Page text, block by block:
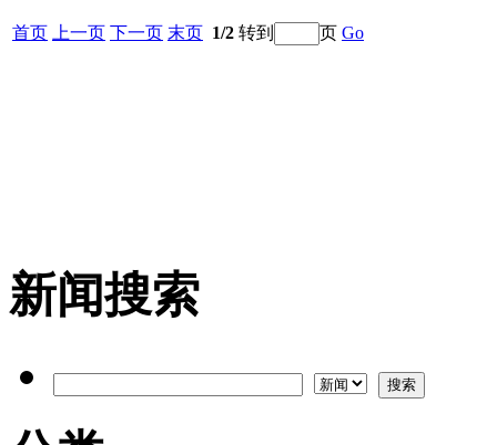
首页 上一页 下一页 末页 1/2 转到 页 Go
新闻搜索